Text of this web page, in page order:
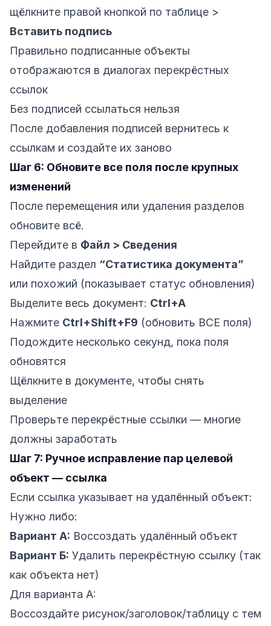
щёлкните правой кнопкой по таблице >
Вставить подпись
Правильно подписанные объекты
отображаются в диалогах перекрёстных
ссылок
Без подписей ссылаться нельзя
После добавления подписей вернитесь к
ссылкам и создайте их заново
Шаг 6: Обновите все поля после крупных
изменений
После перемещения или удаления разделов
обновите всё.
Перейдите в Файл > Сведения
Найдите раздел “Статистика документа”
или похожий (показывает статус обновления)
Выделите весь документ: Ctrl+A
Нажмите Ctrl+Shift+F9 (обновить ВСЕ поля)
Подождите несколько секунд, пока поля
обновятся
Щёлкните в документе, чтобы снять
выделение
Проверьте перекрёстные ссылки — многие
должны заработать
Шаг 7: Ручное исправление пар целевой
объект — ссылка
Если ссылка указывает на удалённый объект:
Нужно либо:
Вариант А: Воссоздать удалённый объект
Вариант Б: Удалить перекрёстную ссылку (так
как объекта нет)
Для варианта А:
Воссоздайте рисунок/заголовок/таблицу с тем